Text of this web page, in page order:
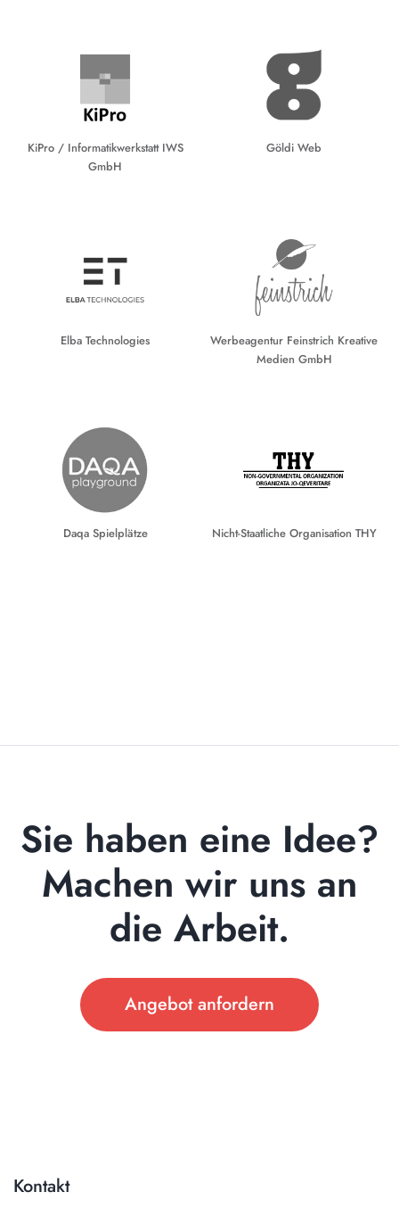
KiPro / Informatikwerkstatt IWS
GmbH
Göldi Web
Elba Technologies
Werbeagentur Feinstrich Kreative
Medien GmbH
Daqa Spielplätze Nicht-Staatliche Organisation THY
Sie haben eine Idee?
Machen wir uns an
die Arbeit.
Angebot anfordern
Kontakt